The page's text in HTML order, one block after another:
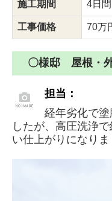
施工期間 4日間
工事価格 70万
〇様邸 屋根・
担当：
経年劣化で
したが、高圧洗浄
い仕上がりになりま